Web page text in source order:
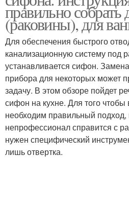
правильно
(раковины), для
Для обеспечения быстрого
канализационную систему под
устанавливается сифон.
прибора для некоторых может
задачу. В этом обзоре пойдет
сифон на кухне. Для того чтобы
необходим правильный подход,
непрофессионал справится с
нужен специфический
лишь отвертка.